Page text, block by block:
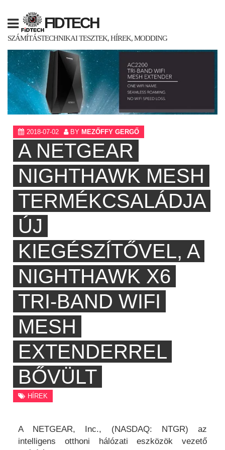
content
FIDTECH
SZÁMÍTÁSTECHNIKAI TESZTEK, HÍREK, MODDING
2018-07-02 BY MEZŐFFY GERGŐ
A NETGEAR
NIGHTHAWK MESH
TERMÉKCSALÁDJA
ÚJ
KIEGÉSZÍTŐVEL, A
NIGHTHAWK X6
TRI-BAND WIFI
MESH
EXTENDERREL
BŐVÜLT
HÍREK
A NETGEAR, Inc., (NASDAQ: NTGR) az
intelligens otthoni hálózati eszközök vezető